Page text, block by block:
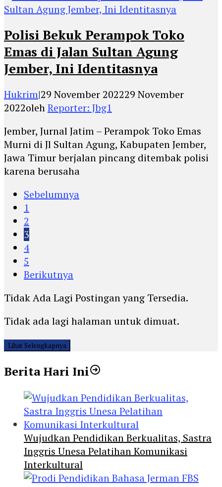
Polisi Bekuk Perampok Toko
Emas di Jalan Sultan Agung
Jember, Ini Identitasnya
Hukrim|29 November 202229 November
2022olehReporter: Jbg1
Jember, Jurnal Jatim – Perampok Toko Emas
Murni di Jl Sultan Agung, Kabupaten Jember,
Jawa Timur berjalan pincang ditembak polisi
karena berusaha
Sebelumnya
1
2
3
4
5
Berikutnya
Tidak Ada Lagi Postingan yang Tersedia.
Tidak ada lagi halaman untuk dimuat.
Lihat Selengkapnya
Berita Hari Ini
Wujudkan Pendidikan Berkualitas, Sastra
Inggris Unesa Pelatihan Komunikasi
Interkultural